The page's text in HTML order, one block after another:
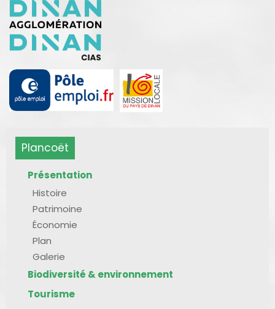
Plancoët
Présentation
Histoire
Patrimoine
Économie
Plan
Galerie
Biodiversité & environnement
Tourisme